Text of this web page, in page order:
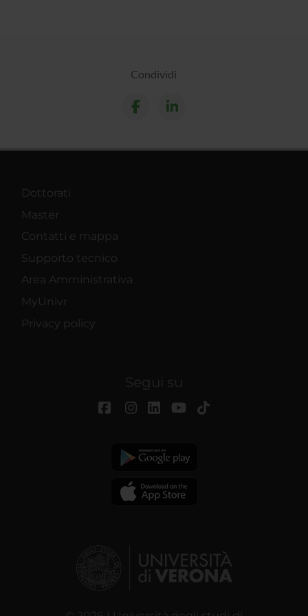
Condividi
Dottorati
Master
Contatti e mappa
Supporto tecnico
Area Amministrativa
MyUnivr
Privacy policy
Segui su